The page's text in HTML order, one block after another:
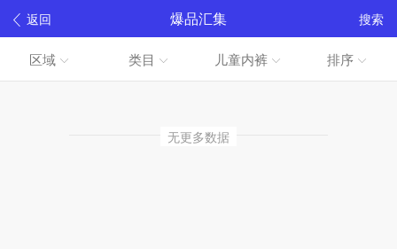
返回 搜索
爆品汇集
区域 类目 儿童内裤 排序
无更多数据